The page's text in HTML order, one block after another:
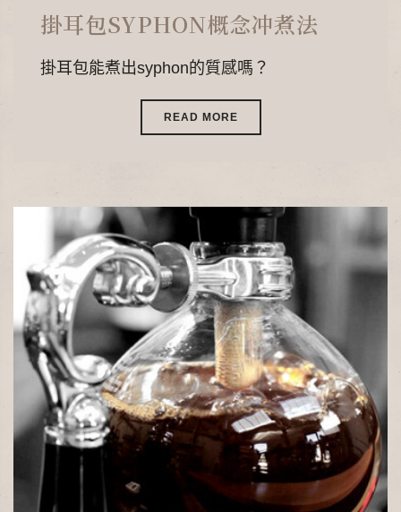
掛耳包SYPHON概念冲煮法
掛耳包能煮出syphon的質感嗎？
READ MORE